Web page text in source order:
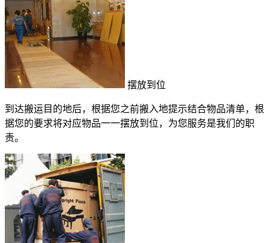
摆放到位
到达搬运目的地后，根据您之前搬入地提示结合物品清单，根
据您的要求将对应物品一一摆放到位，为您服务是我们的职
责。